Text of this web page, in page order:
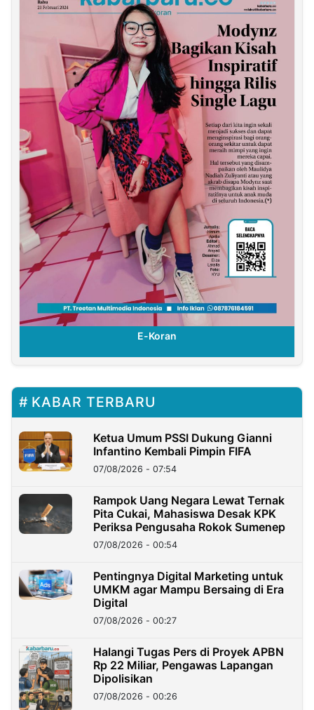
E-Koran
KABAR TERBARU
Ketua Umum PSSI Dukung Gianni
Infantino Kembali Pimpin FIFA
07/08/2026 - 07:54
Rampok Uang Negara Lewat Ternak
Pita Cukai, Mahasiswa Desak KPK
Periksa Pengusaha Rokok Sumenep
07/08/2026 - 00:54
Pentingnya Digital Marketing untuk
UMKM agar Mampu Bersaing di Era
Digital
07/08/2026 - 00:27
Halangi Tugas Pers di Proyek APBN
Rp 22 Miliar, Pengawas Lapangan
Dipolisikan
07/08/2026 - 00:26